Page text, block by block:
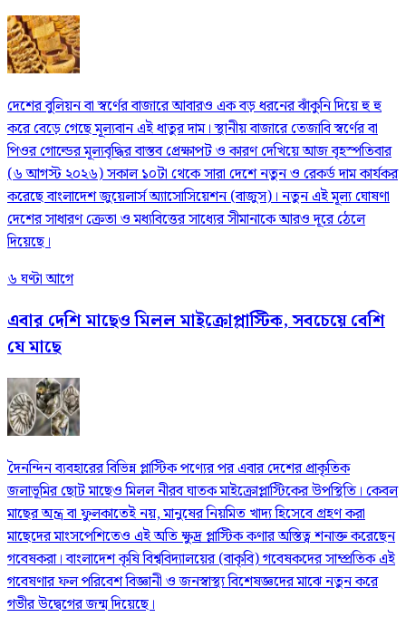
দেশের বুলিয়ন বা স্বর্ণের বাজারে আবারও এক বড় ধরনের ঝাঁকুনি দিয়ে হু হু
করে বেড়ে গেছে মূল্যবান এই ধাতুর দাম। স্থানীয় বাজারে তেজাবি স্বর্ণের বা
পিওর গোল্ডের মূল্যবৃদ্ধির বাস্তব প্রেক্ষাপট ও কারণ দেখিয়ে আজ বৃহস্পতিবার
(৬ আগস্ট ২০২৬) সকাল ১০টা থেকে সারা দেশে নতুন ও রেকর্ড দাম কার্যকর
করেছে বাংলাদেশ জুয়েলার্স অ্যাসোসিয়েশন (বাজুস)। নতুন এই মূল্য ঘোষণা
দেশের সাধারণ ক্রেতা ও মধ্যবিত্তের সাধ্যের সীমানাকে আরও দূরে ঠেলে
দিয়েছে।
৬ ঘণ্টা আগে
এবার দেশি মাছেও মিলল মাইক্রোপ্লাস্টিক, সবচেয়ে বেশি
যে মাছে
দৈনন্দিন ব্যবহারের বিভিন্ন প্লাস্টিক পণ্যের পর এবার দেশের প্রাকৃতিক
জলাভূমির ছোট মাছেও মিলল নীরব ঘাতক মাইক্রোপ্লাস্টিকের উপস্থিতি। কেবল
মাছের অন্ত্র বা ফুলকাতেই নয়, মানুষের নিয়মিত খাদ্য হিসেবে গ্রহণ করা
মাছেদের মাংসপেশিতেও এই অতি ক্ষুদ্র প্লাস্টিক কণার অস্তিত্ব শনাক্ত করেছেন
গবেষকরা। বাংলাদেশ কৃষি বিশ্ববিদ্যালয়ের (বাকৃবি) গবেষকদের সাম্প্রতিক এই
গবেষণার ফল পরিবেশ বিজ্ঞানী ও জনস্বাস্থ্য বিশেষজ্ঞদের মাঝে নতুন করে
গভীর উদ্বেগের জন্ম দিয়েছে।